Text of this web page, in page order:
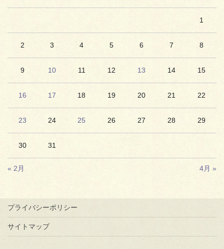
1
2 3 4 5 6 7 8
9 10 11 12 13 14 15
16 17 18 19 20 21 22
23 24 25 26 27 28 29
30 31
« 2月 4月 »
プライバシーポリシー
サイトマップ